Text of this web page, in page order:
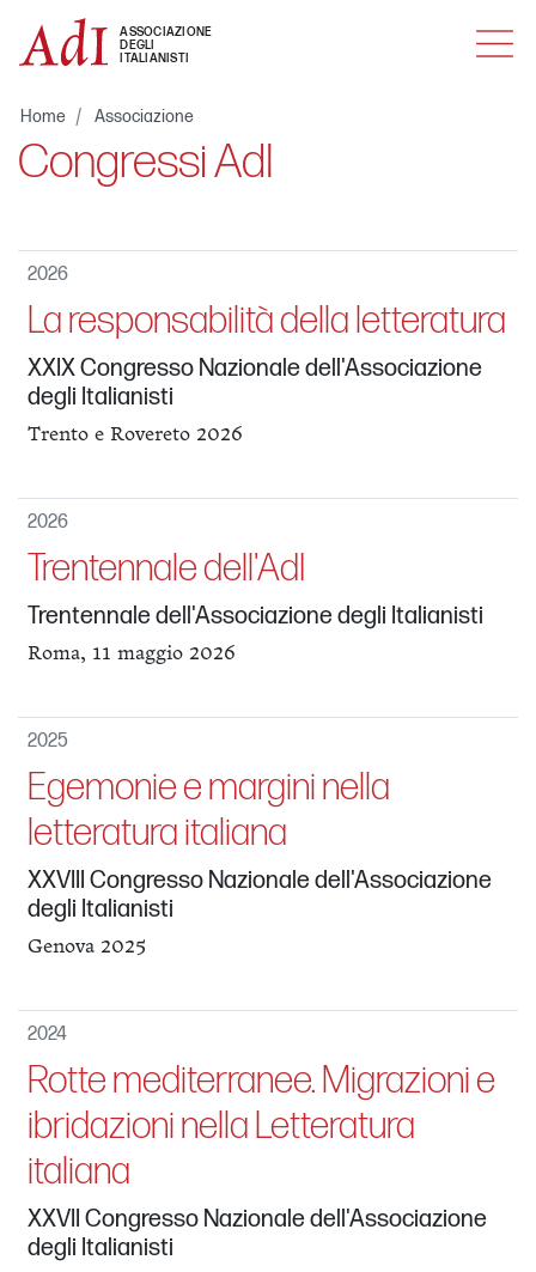
ASSOCIAZIONE
DEGLI
ITALIANISTI
MENU
Home Associazione
Congressi AdI
2026
La responsabilità della letteratura
XXIX Congresso Nazionale dell'Associazione
degli Italianisti
Trento e Rovereto 2026
2026
Trentennale dell'AdI
Trentennale dell'Associazione degli Italianisti
Roma, 11 maggio 2026
2025
Egemonie e margini nella
letteratura italiana
XXVIII Congresso Nazionale dell'Associazione
degli Italianisti
Genova 2025
2024
Rotte mediterranee. Migrazioni e
ibridazioni nella Letteratura
italiana
XXVII Congresso Nazionale dell'Associazione
degli Italianisti